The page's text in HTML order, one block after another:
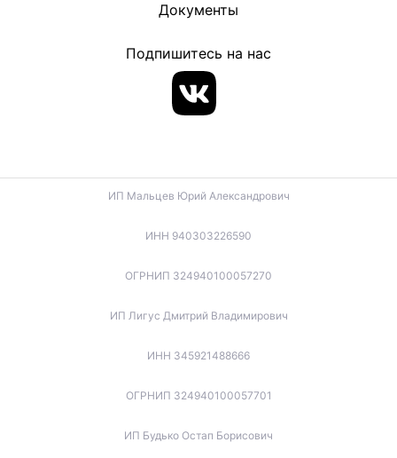
Документы
Подпишитесь на нас
ИП Мальцев Юрий Александрович
ИНН 940303226590
ОГРНИП 324940100057270
ИП Лигус Дмитрий Владимирович
ИНН 345921488666
ОГРНИП 324940100057701
ИП Будько Остап Борисович